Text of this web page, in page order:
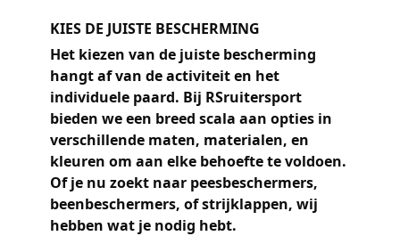
KIES DE JUISTE BESCHERMING
Het kiezen van de juiste bescherming
hangt af van de activiteit en het
individuele paard. Bij RSruitersport
bieden we een breed scala aan opties in
verschillende maten, materialen, en
kleuren om aan elke behoefte te voldoen.
Of je nu zoekt naar peesbeschermers,
beenbeschermers, of strijklappen, wij
hebben wat je nodig hebt.